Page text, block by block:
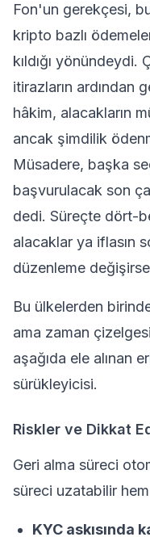
Fon'un gerekçesi,
kripto bazlı
kıldığı yönündeydi.
itirazların ardından
hâkim, alacakların
ancak şimdilik
Müsadere, başka
başvurulacak son
dedi. Süreçte dört-
alacaklar ya iflasın
düzenleme
Bu ülkelerden
ama zaman
aşağıda ele alınan
sürükleyicisi.
Riskler ve Dikkat
Geri alma süreci
süreci uzatabilir
KYC askısında